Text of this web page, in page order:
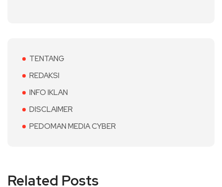
TENTANG
REDAKSI
INFO IKLAN
DISCLAIMER
PEDOMAN MEDIA CYBER
Related Posts